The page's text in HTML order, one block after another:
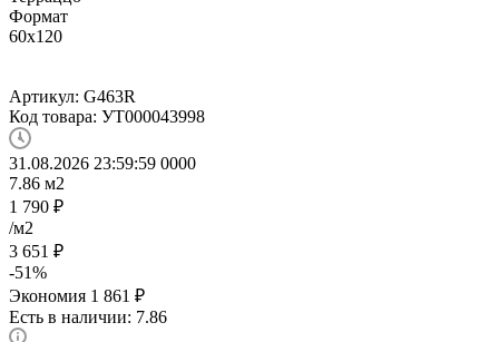
Формат
60x120
Артикул: G463R
Код товара: УТ000043998
31.08.2026 23:59:59 0000
7.86 м2
1 790 ₽
/м2
3 651 ₽
-51%
Экономия 1 861 ₽
Есть в наличии: 7.86